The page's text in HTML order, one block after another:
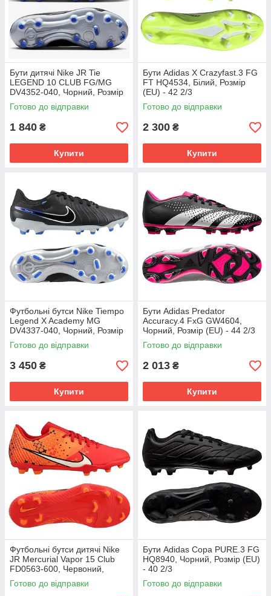
Бути дитячі Nike JR Tie
LEGEND 10 CLUB FG/MG
DV4352-040, Чорний, Розмір
(EU) - 38.5
Готово до відправки
1 840 ₴
Купити
Бути Adidas X Crazyfast.3 FG
FT HQ4534, Білий, Розмір
(EU) - 42 2/3
Готово до відправки
2 300 ₴
Купити
Футбольні бутси Nike Tiempo
Legend X Academy MG
DV4337-040, Чорний, Розмір
(EU) - 43
Готово до відправки
3 450 ₴
Купити
Бути Adidas Predator
Accuracy.4 FxG GW4604,
Чорний, Розмір (EU) - 44 2/3
Готово до відправки
2 013 ₴
Купити
Футбольні бутси дитячі Nike
JR Mercurial Vapor 15 Club
FD0563-600, Червоний,
Розмір (EU) - 38
Готово до відправки
Бути Adidas Copa PURE.3 FG
HQ8940, Чорний, Розмір (EU)
- 40 2/3
Готово до відправки